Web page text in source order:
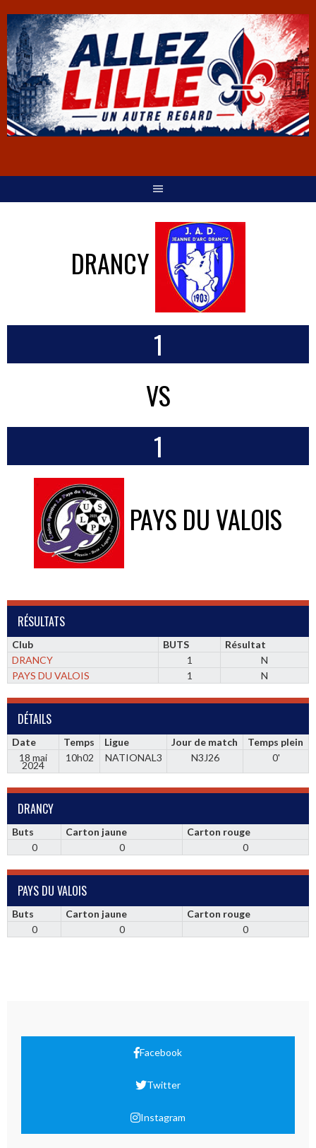
DRANCY
1
VS
1
PAYS DU VALOIS
RÉSULTATS
Club BUTS
Résultat
DRANCY
1
N
PAYS DU VALOIS
1 N
DÉTAILS
Date Temps Ligue Jour de match
Temps plein
18 mai
2024
10h02 NATIONAL3 N3J26 0'
DRANCY
Buts Carton jaune
Carton rouge
0
0 0
PAYS DU VALOIS
Buts Carton jaune
Carton rouge
0
0 0
Facebook
Twitter
Instagram